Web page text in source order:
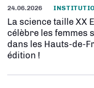
24.06.2026
La science taille XX
célèbre les femmes
dans les Hauts-de-
édition !